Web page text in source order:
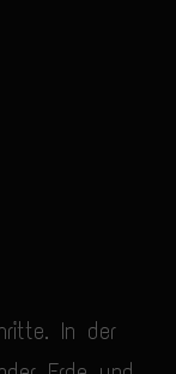
In der